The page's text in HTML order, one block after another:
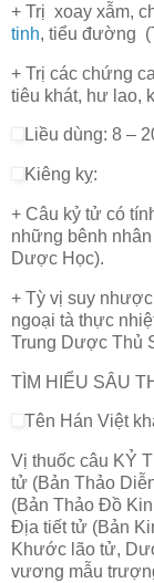
+ Trị xoay xẫm,
tinh, tiểu đường
+ Trị các chứng
tiêu khát, hư lao,
Liều dùng: 8 –
Kiêng kỵ:
+ Câu kỷ tử có
những bênh
Dược Học).
+ Tỳ vị suy
ngoại tà thực
Trung Dược Thủ
TÌM HIỂU SÂU
Tên Hán Việt
Vị thuốc câu KỶ
tử (Bản Thảo
(Bản Thảo Đồ
Địa tiết tử (Bản
Khước lão tử,
vương mẫu